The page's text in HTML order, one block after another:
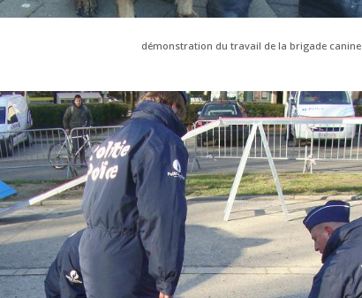
démonstration du travail de la brigade canine